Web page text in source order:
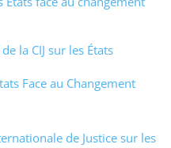
la CIJ sur les États
Face au Changement
de Justice sur les